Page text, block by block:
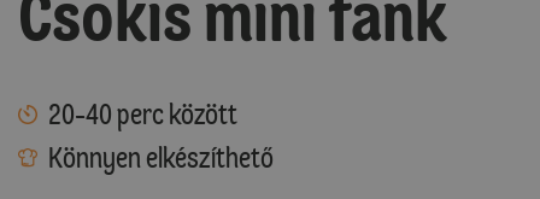
20-40 perc között
Könnyen elkészíthető